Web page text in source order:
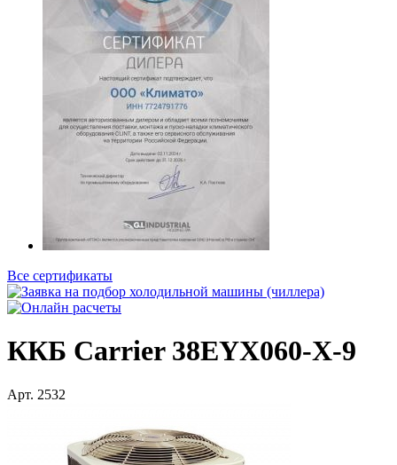
Все сертификаты
ККБ Carrier 38EYX060-X-9
Арт. 2532